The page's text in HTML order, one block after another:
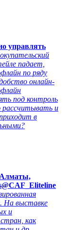
управлять
падает,
по ряду
онлайн-
под контроль
рассчитывать и
в
Алматы,
На выставке
и
как